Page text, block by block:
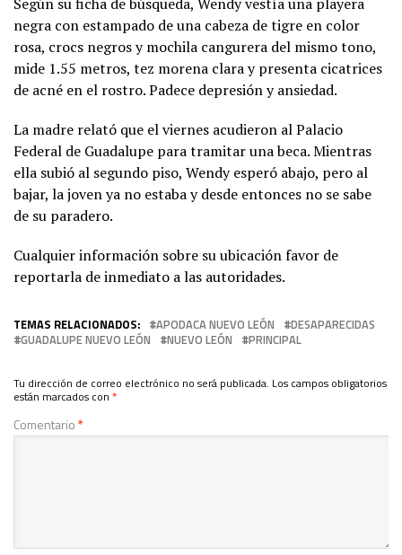
negra con estampado de una cabeza de tigre en color
rosa, crocs negros y mochila cangurera del mismo tono,
mide 1.55 metros, tez morena clara y presenta cicatrices
de acné en el rostro. Padece depresión y ansiedad.
La madre relató que el viernes acudieron al Palacio
Federal de Guadalupe para tramitar una beca. Mientras
ella subió al segundo piso, Wendy esperó abajo, pero al
bajar, la joven ya no estaba y desde entonces no se sabe
de su paradero.
Cualquier información sobre su ubicación favor de
reportarla de inmediato a las autoridades.
TEMAS RELACIONADOS: APODACA NUEVO LEÓN
DESAPARECIDAS
GUADALUPE NUEVO LEÓN
NUEVO LEÓN PRINCIPAL
Tu dirección de correo electrónico no será publicada. Los campos obligatorios
están marcados con *
Comentario*